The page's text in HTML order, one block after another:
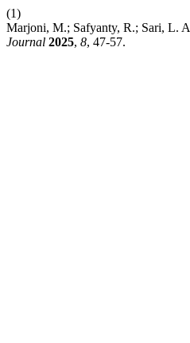
(1)
Marjoni, M.; Safyanty, R.; Sari, L.
Journal 2025, 8, 47-57.